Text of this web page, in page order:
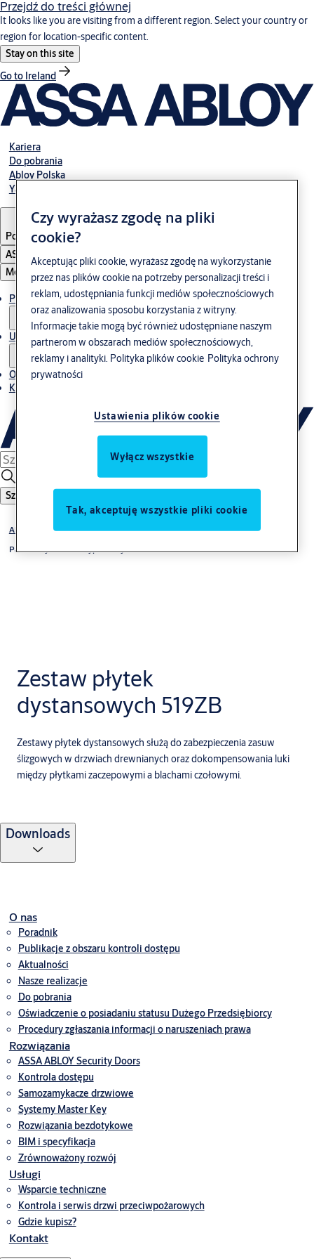
Przejdź do treści głównej
It looks like you are visiting from a different region. Select your country or
region for location-specific content.
Stay on this site
Go to Ireland
Kariera
Do pobrania
Abloy Polska
Yale Polska
Poland·Polski
ASSA ABLOY Group
Menu
Produkty i rozwiązania
Usługi
O nas
Kontakt
Szukaj
Akcesoria
Patentowy zamek antypaniczny
Zestaw płytek
dystansowych 519ZB
Zestawy płytek dystansowych służą do zabezpieczenia zasuw
ślizgowych w drzwiach drewnianych oraz dokompensowania luki
między płytkami zaczepowymi a blachami czołowymi.
Downloads
O nas
Poradnik
Publikacje z obszaru kontroli dostępu
Aktualności
Nasze realizacje
Do pobrania
Oświadczenie o posiadaniu statusu Dużego Przedsiębiorcy
Procedury zgłaszania informacji o naruszeniach prawa
Rozwiązania
ASSA ABLOY Security Doors
Kontrola dostępu
Samozamykacze drzwiowe
Systemy Master Key
Rozwiązania bezdotykowe
BIM i specyfikacja
Zrównoważony rozwój
Usługi
Wsparcie techniczne
Kontrola i serwis drzwi przeciwpożarowych
Gdzie kupisz?
Kontakt
Czy wyrażasz zgodę na pliki
cookie?
Akceptując pliki cookie, wyrażasz zgodę na wykorzystanie
przez nas plików cookie na potrzeby personalizacji treści i
reklam, udostępniania funkcji mediów społecznościowych
oraz analizowania sposobu korzystania z witryny.
Informacje takie mogą być również udostępniane naszym
partnerom w obszarach mediów społecznościowych,
reklamy i analityki. Polityka plików cookie Polityka ochrony
prywatności
Ustawienia plików cookie
Wyłącz wszystkie
Tak, akceptuję wszystkie pliki cookie